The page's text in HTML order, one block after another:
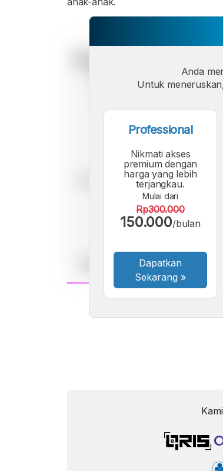
Anda
Untuk
Professional
Nikmati akses
premium dengan
harga yang lebih
terjangkau.
Mulai dari
Rp300.000
150.000/bulan
Dapatkan
Sekarang »